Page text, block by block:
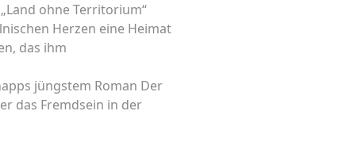
ohne Territorium“
Herzen eine Heimat
das ihm
jüngstem Roman Der
das Fremdsein in der